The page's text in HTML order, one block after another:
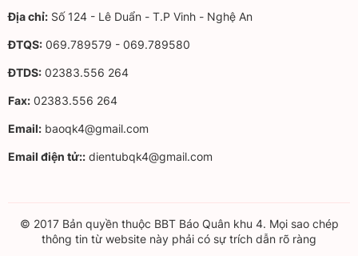
Địa chỉ: Số 124 - Lê Duẩn - T.P Vinh - Nghệ An
ĐTQS: 069.789579 - 069.789580
ĐTDS: 02383.556 264
Fax: 02383.556 264
Email: baoqk4@gmail.com
Email điện tử:: dientubqk4@gmail.com
© 2017 Bản quyền thuộc BBT Báo Quân khu 4. Mọi sao chép
thông tin từ website này phải có sự trích dẫn rõ ràng